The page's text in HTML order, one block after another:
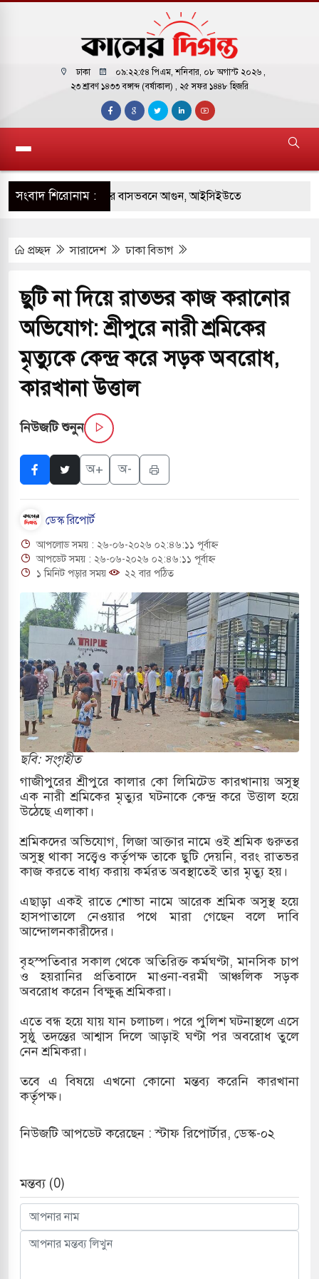
ঢাকা ০৯:২২:৫৫ পিএম, শনিবার, ০৮ অগাস্ট ২০২৬ ,
২৩ শ্রাবণ ১৪৩৩ বঙ্গাব্দ (বর্ষাকাল) , ২৫ সফর ১৪৪৮ হিজরি
সংবাদ শিরোনাম :
পাকিস্তানি হাইকমিশনারের বাসভবনে আগুন, আইসিইউতে
হয়ে আসছে ‘স্পেশাল রেসপন্স ব্যাটালিয়ন
বাসের মুখোমুখি সংঘর্ষে ৯ জন নিহত
৬ শ্রমিক নিহত, আহত ১৫
শব্দদূষণ নিয়ন্ত্রণে দেড় হাজার মসজিদ থেকে মাইক
বন্দুকধারীর গুলিতে শিক্ষক নিহত, হামলাকারীর আত্মহত্যা
মধ্যপ্রাচ্যে ব্ল্যাকআউটের কঠোর হুঁশিয়ারি ইরানের
বিমানবন্দরের নিরাপত্তা তল্লাশিতে ছাড় দেওয়া হবে না:
দক্ষিণ কোরিয়ার বন্দি ২৫ শতাংশ বেড়েছে
থাকুক বা না থাকুক, ইরানে একক সামরিক পদক্ষেপের
জুমার বয়ান ও নামাজ পড়াবেন দেওবন্দের
ছাড়লেন জনপ্রিয় ভারতীয় সাংবাদিক ময়ূখ রঞ্জন
অ্যারেস্ট আবেদন, বরগুনার এসআইয়ের বিরুদ্ধে
হামলায় ছাত্রদল ও ছাত্রলীগের আচরণ ইসরায়েলের
পথে ইসরায়েলীরা,হাতছাড়ার ঝুঁকিতে জরুরি
পাহাড়ি ঢলে ফুঁসে উঠেছে তিস্তা
কোরিয়ার ক্ষেপণাস্ত্র ইউনিট মোতায়েন করা হয়েছে:
প্রচ্ছদ সারাদেশ ঢাকা বিভাগ
ছুটি না দিয়ে রাতভর কাজ করানোর
অভিযোগ: শ্রীপুরে নারী শ্রমিকের
মৃত্যুকে কেন্দ্র করে সড়ক অবরোধ,
কারখানা উত্তাল
নিউজটি শুনুন
অ+ অ-
ডেস্ক রিপোর্ট
আপলোড সময় : ২৬-০৬-২০২৬ ০২:৪৬:১১ পূর্বাহ্ন
আপডেট সময় : ২৬-০৬-২০২৬ ০২:৪৬:১১ পূর্বাহ্ন
১ মিনিট পড়ার সময়
২২ বার পঠিত
ছবি: সংগৃহীত
গাজীপুরের শ্রীপুরে কালার কো লিমিটেড কারখানায় অসুস্থ
এক নারী শ্রমিকের মৃত্যুর ঘটনাকে কেন্দ্র করে উত্তাল হয়ে
উঠেছে এলাকা।
শ্রমিকদের অভিযোগ, লিজা আক্তার নামে ওই শ্রমিক গুরুতর
অসুস্থ থাকা সত্ত্বেও কর্তৃপক্ষ তাকে ছুটি দেয়নি, বরং রাতভর
কাজ করতে বাধ্য করায় কর্মরত অবস্থাতেই তার মৃত্যু হয়।
এছাড়া একই রাতে শোভা নামে আরেক শ্রমিক অসুস্থ হয়ে
হাসপাতালে নেওয়ার পথে মারা গেছেন বলে দাবি
আন্দোলনকারীদের।
বৃহস্পতিবার সকাল থেকে অতিরিক্ত কর্মঘণ্টা, মানসিক চাপ
ও হয়রানির প্রতিবাদে মাওনা-বরমী আঞ্চলিক সড়ক
অবরোধ করেন বিক্ষুব্ধ শ্রমিকরা।
এতে বন্ধ হয়ে যায় যান চলাচল। পরে পুলিশ ঘটনাস্থলে এসে
সুষ্ঠু তদন্তের আশ্বাস দিলে আড়াই ঘণ্টা পর অবরোধ তুলে
নেন শ্রমিকরা।
তবে এ বিষয়ে এখনো কোনো মন্তব্য করেনি কারখানা
কর্তৃপক্ষ।
নিউজটি আপডেট করেছেন : স্টাফ রিপোর্টার, ডেস্ক-০২
মন্তব্য (0)